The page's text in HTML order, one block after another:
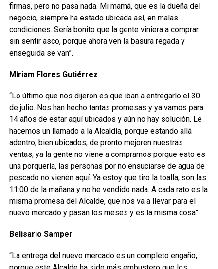
firmas, pero no pasa nada. Mi mamá, que es la dueña del
negocio, siempre ha estado ubicada así, en malas
condiciones. Sería bonito que la gente viniera a comprar
sin sentir asco, porque ahora ven la basura regada y
enseguida se van”.
Míriam Flores Gutiérrez
“Lo último que nos dijeron es que iban a entregarlo el 30
de julio. Nos han hecho tantas promesas y ya vamos para
14 años de estar aquí ubicados y aún no hay solución. Le
hacemos un llamado a la Alcaldía, porque estando allá
adentro, bien ubicados, de pronto mejoren nuestras
ventas; ya la gente no viene a comprarnos porque esto es
una porquería, las personas por no ensuciarse de agua de
pescado no vienen aquí. Ya estoy que tiro la toalla, son las
11:00 de la mañana y no he vendido nada. A cada rato es la
misma promesa del Alcalde, que nos va a llevar para el
nuevo mercado y pasan los meses y es la misma cosa”.
Belisario Samper
“La entrega del nuevo mercado es un completo engaño,